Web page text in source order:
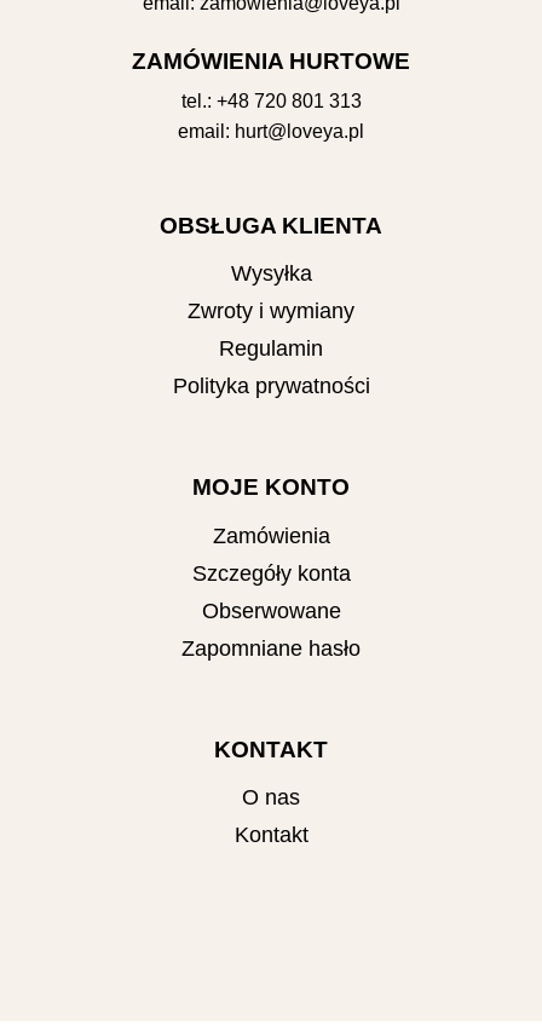
ZAMÓWIENIA HURTOWE
tel.: +48 720 801 313
email: hurt@loveya.pl
OBSŁUGA KLIENTA
Wysyłka
Zwroty i wymiany
Regulamin
Polityka prywatności
MOJE KONTO
Zamówienia
Szczegóły konta
Obserwowane
Zapomniane hasło
KONTAKT
O nas
Kontakt